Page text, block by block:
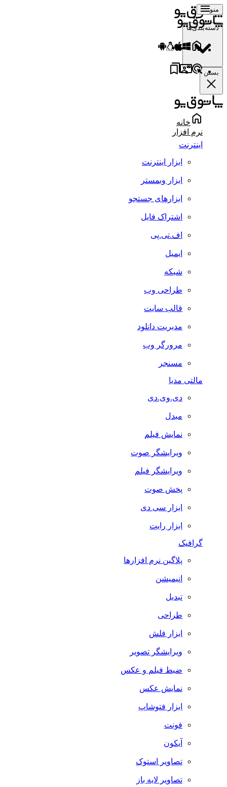
منو
دسته‌بندی‌ها
بستن
خانه
نرم افزار
اینترنت
ابزار اینترنت
ابزار وبمستر
ابزارهای جستجو
اشتراک فایل
اف.تی.پی
ایمیل
شبکه
طراحی وب
قالب سایت
مدیریت دانلود
مرورگر وب
مسنجر
مالتی مدیا
دی.وی.دی
مبدل
نمایش فیلم
ویرایشگر صوت
ویرایشگر فیلم
پخش صوت
ابزار سی دی
ابزار رایت
گرافیک
پلاگین نرم افزارها
انیمیشن
تبدیل
طراحی
ابزار فلش
ویرایشگر تصویر
ضبط فيلم و عكس
نمایش عکس
ابزار فتوشاپ
فونت
آیکون
تصاویر استوک
تصاویر لایه باز